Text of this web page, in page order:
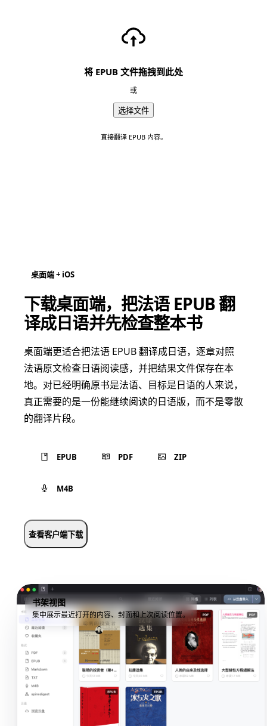
将 EPUB 文件拖拽到此处
或
选择文件
直接翻译 EPUB 内容。
桌面端 + iOS
下载桌面端，把法语 EPUB 翻
译成日语并先检查整本书
桌面端更适合把法语 EPUB 翻译成日语，逐章对照
法语原文检查日语阅读感，并把结果文件保存在本
地。对已经明确原书是法语、目标是日语的人来说，
真正需要的是一份能继续阅读的日语版，而不是零散
的翻译片段。
EPUB PDF ZIP
M4B
查看客户端下载
书架视图
集中展示最近打开的内容、封面和上次阅读位置。